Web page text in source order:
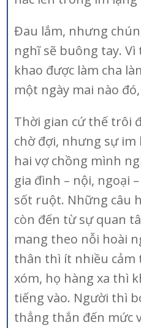
Đau lắm, nhưng
nghĩ sẽ buông tay.
khao được làm cha
một ngày mai nào
Thời gian cứ thế trôi
chờ đợi, nhưng sự im
hai vợ chồng mình
gia đình – nội, ngoại
sốt ruột. Những câu
còn đến từ sự quan
mang theo nỗi hoài
thân thì ít nhiều
xóm, họ hàng xa thì
tiếng vào. Người thì
thẳng thắn đến mức